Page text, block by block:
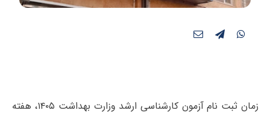
زمان ثبت نام آزمون کارشناسی ارشد وزارت بهداشت ۱۴۰۵، هفته